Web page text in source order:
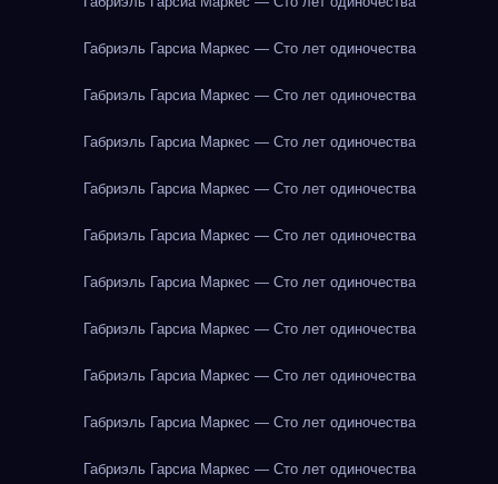
Габриэль Гарсиа Маркес — Сто лет одиночества
Габриэль Гарсиа Маркес — Сто лет одиночества
Габриэль Гарсиа Маркес — Сто лет одиночества
Габриэль Гарсиа Маркес — Сто лет одиночества
Габриэль Гарсиа Маркес — Сто лет одиночества
Габриэль Гарсиа Маркес — Сто лет одиночества
Габриэль Гарсиа Маркес — Сто лет одиночества
Габриэль Гарсиа Маркес — Сто лет одиночества
Габриэль Гарсиа Маркес — Сто лет одиночества
Габриэль Гарсиа Маркес — Сто лет одиночества